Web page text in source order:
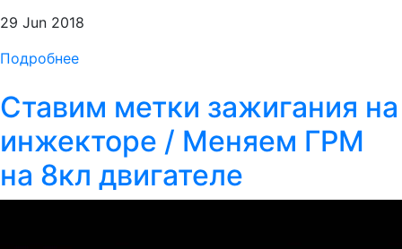
29 Jun 2018
Подробнее
Ставим метки зажигания на
инжекторе / Меняем ГРМ
на 8кл двигателе